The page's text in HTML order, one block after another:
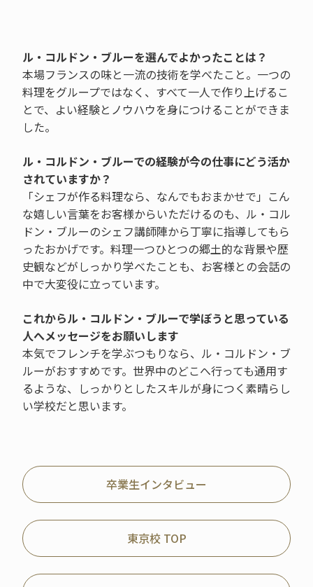
ル・コルドン・ブルーを選んでよかったことは？
本場フランスの味と一流の技術を学べたこと。一つの
料理をグループではなく、すべて一人で作り上げるこ
とで、よい経験とノウハウを身につけることができま
した。
ル・コルドン・ブルーでの経験が今の仕事にどう活か
されていますか？
「シェフが作る料理なら、なんでもおまかせで」こん
な嬉しい言葉をお客様からいただけるのも、ル・コル
ドン・ブルーのシェフ講師陣から丁寧に指導してもら
ったおかげです。料理一つひとつの郷土的な背景や歴
史観などがしっかり学べたことも、お客様との会話の
中で大変役に立っています。
これからル・コルドン・ブルーで学ぼうと思っている
人へメッセージをお願いします
本気でフレンチを学ぶつもりなら、ル・コルドン・ブ
ルーがおすすめです。世界中のどこへ行っても通用す
るような、しっかりとしたスキルが身につく素晴らし
い学校だと思います。
卒業生インタビュー
東京校 TOP